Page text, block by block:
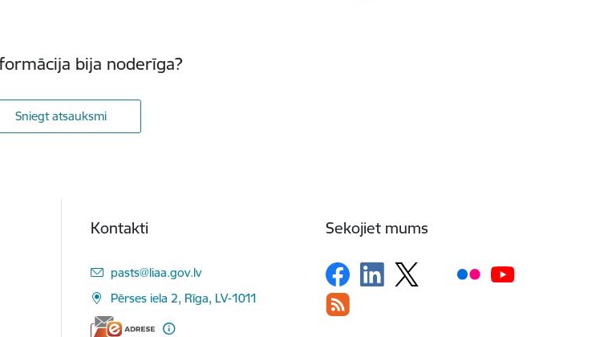
bija noderīga?
Sniegt atsauksmi
Kontakti
E-pasts:
pasts@liaa.gov.lv
Pērses iela 2, Rīga, LV-1011
Sekojiet mums